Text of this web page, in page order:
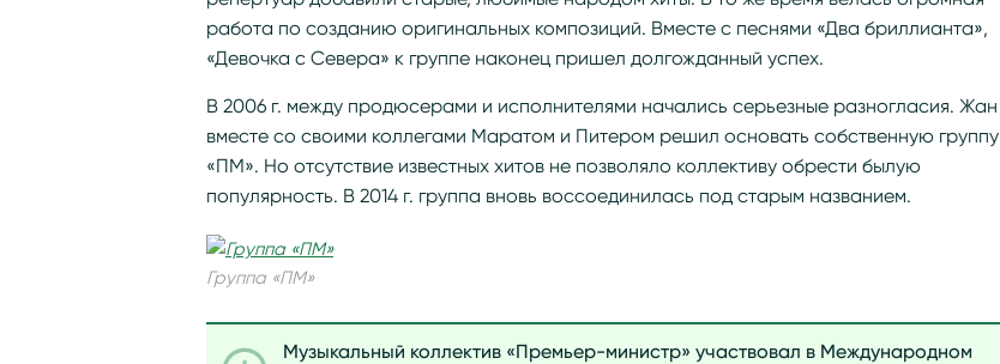
работа по созданию оригинальных композиций. Вместе с песнями «Два бриллианта»,
«Девочка с Севера» к группе наконец пришел долгожданный успех.
В 2006 г. между продюсерами и исполнителями начались серьезные разногласия. Жан
вместе со своими коллегами Маратом и Питером решил основать собственную группу
«ПМ». Но отсутствие известных хитов не позволяло коллективу обрести былую
популярность. В 2014 г. группа вновь воссоединилась под старым названием.
Группа «ПМ»
Музыкальный коллектив «Премьер-министр» участвовал в Международном